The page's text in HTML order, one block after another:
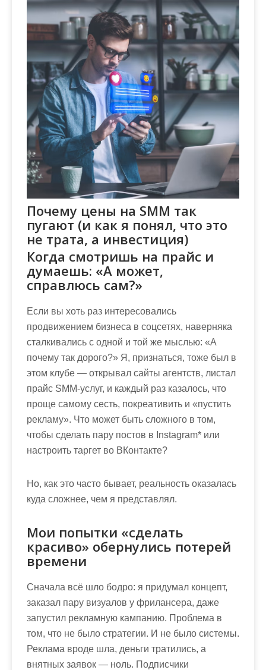
Почему цены на SMM так
пугают (и как я понял, что это
не трата, а инвестиция)
Когда смотришь на прайс и
думаешь: «А может,
справлюсь сам?»
Если вы хоть раз интересовались
продвижением бизнеса в соцсетях, наверняка
сталкивались с одной и той же мыслью: «А
почему так дорого?» Я, признаться, тоже был в
этом клубе — открывал сайты агентств, листал
прайс SMM-услуг, и каждый раз казалось, что
проще самому сесть, покреативить и «пустить
рекламу». Что может быть сложного в том,
чтобы сделать пару постов в Instagram* или
настроить таргет во ВКонтакте?
Но, как это часто бывает, реальность оказалась
куда сложнее, чем я представлял.
Мои попытки «сделать
красиво» обернулись потерей
времени
Сначала всё шло бодро: я придумал концепт,
заказал пару визуалов у фрилансера, даже
запустил рекламную кампанию. Проблема в
том, что не было стратегии. И не было системы.
Реклама вроде шла, деньги тратились, а
внятных заявок — ноль. Подписчики